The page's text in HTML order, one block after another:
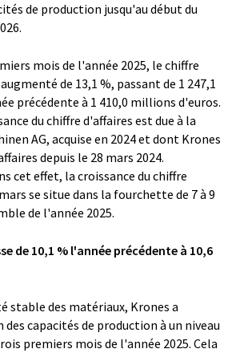
de production jusqu'au début du
mois de l'année 2025, le chiffre
de 13,1 %, passant de 1 247,1
précédente à 1 410,0 millions d'euros.
du chiffre d'affaires est due à la
AG, acquise en 2024 et dont Krones
depuis le 28 mars 2024.
cet effet, la croissance du chiffre
se situe dans la fourchette de 7 à 9
de l'année 2025.
de 10,1 % l'année précédente à 10,6
stable des matériaux, Krones a
capacités de production à un niveau
premiers mois de l'année 2025. Cela